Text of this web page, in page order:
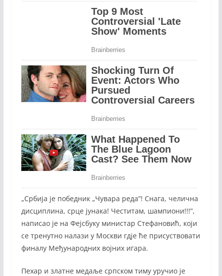
„Србија је победник „Чувара реда”! Снага, челична
дисциплина, срце јунака! Честитам, шампиони!!!”,
написао је на Фејсбуку министар Стефановић, који
се тренутно налази у Москви гдје ће присуствовати
финалу Међународних војних игара.
Пехар и златне медаље српском тиму уручио је